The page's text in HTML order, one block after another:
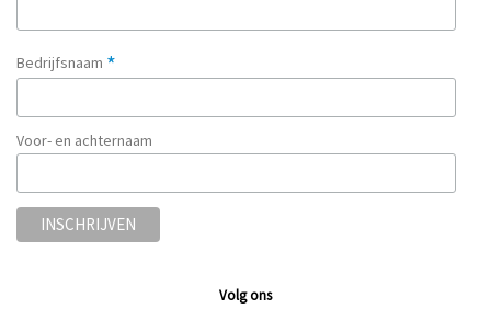
Bedrijfsnaam *
Voor- en achternaam
Volg ons